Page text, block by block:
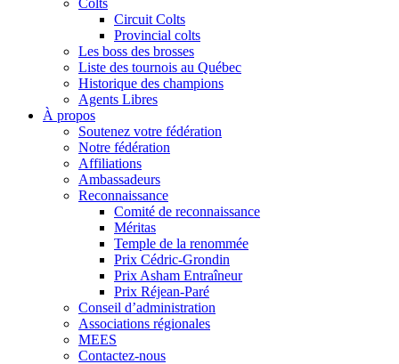
Colts
Circuit Colts
Provincial colts
Les boss des brosses
Liste des tournois au Québec
Historique des champions
Agents Libres
À propos
Soutenez votre fédération
Notre fédération
Affiliations
Ambassadeurs
Reconnaissance
Comité de reconnaissance
Méritas
Temple de la renommée
Prix Cédric-Grondin
Prix Asham Entraîneur
Prix Réjean-Paré
Conseil d’administration
Associations régionales
MEES
Contactez-nous